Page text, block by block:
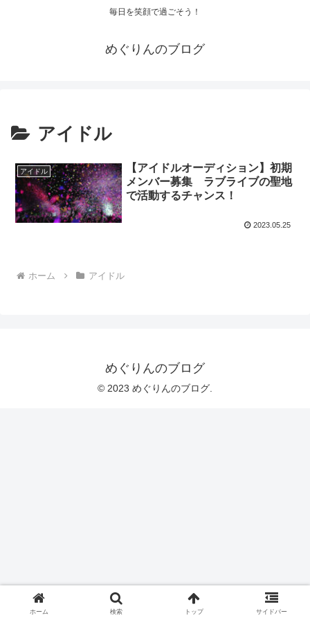
毎日を笑顔で過ごそう！
めぐりんのブログ
アイドル
アイドル
【アイドルオーディション】初期
メンバー募集 ラブライブの聖地
で活動するチャンス！
2023.05.25
ホーム アイドル
めぐりんのブログ
© 2023 めぐりんのブログ.
ホーム 検索 トップ サイドバー